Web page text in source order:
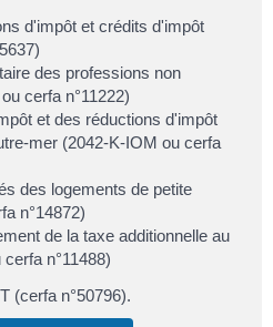
d'impôt et crédits d'impôt
des professions non
cerfa n°11222)
et des réductions d'impôt
mer (2042-K-IOM ou cerfa
des logements de petite
n°14872)
de la taxe additionnelle au
n°11488)
(cerfa n°50796).